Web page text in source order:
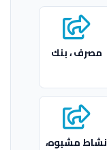
مصرف ، بنك
نشاط مشبوه،